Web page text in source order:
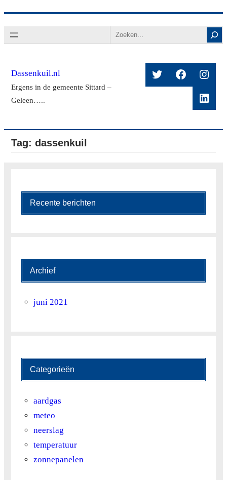
naar
Search
Dassenkuil.nl
Ergens in de gemeente Sittard –
Geleen…..
TwitterFacebook
Tag: dassenkuil
Recente berichten
Archief
juni 2021
Categorieën
aardgas
meteo
neerslag
temperatuur
zonnepanelen